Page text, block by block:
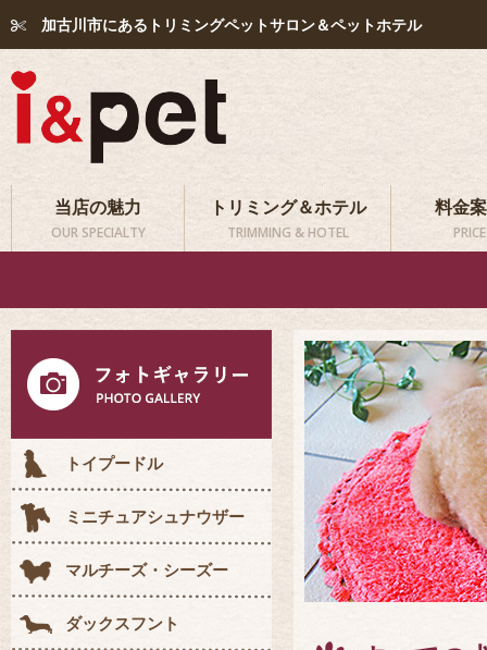
加古川市にあるトリミングペットサロン＆ペットホテル
当店の魅力
OUR SPECIALTY
トリミング＆ホテル
TRIMMING & HOTEL
料金
PRICE
トイプードル
ミニチュアシュナウザー
マルチーズ・シーズー
ダックスフント